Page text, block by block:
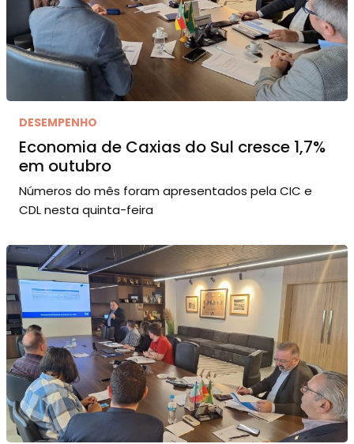
DESEMPENHO
Economia de Caxias do Sul cresce 1,7%
em outubro
Números do mês foram apresentados pela CIC e
CDL nesta quinta-feira